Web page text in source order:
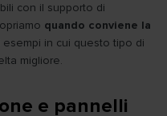
con il supporto di
quando conviene la
esempi in cui questo tipo di
migliore.
e pannelli